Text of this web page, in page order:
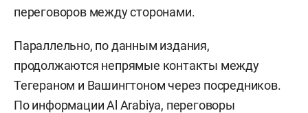
переговоров между сторонами.
Параллельно, по данным издания,
продолжаются непрямые контакты между
Тегераном и Вашингтоном через посредников.
По информации Al Arabiya, переговоры